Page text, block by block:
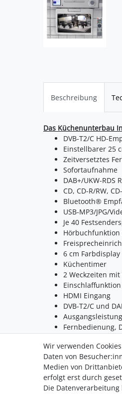
Beschreibung
Das Küchenunterbau
DVB-T2/C HD-
Einstellbarer 25
Zeitversetztes
Sofortaufnahme 
DAB+/UKW-RDS
CD, CD-R/RW, CD-
Bluetooth®
USB-MP3/JPG/
Je 40
Hörbuchfunktion
6 cm Farbdisplay 
Küchentimer 
2 Weckzeiten mit
Einschlaffunktion
HDMI Eingang 
DVB-T2/C und
Ausgangsleistung
Fernbedienung,
Wir verwenden
Daten von
Medien von
erfolgt erst durch
Die